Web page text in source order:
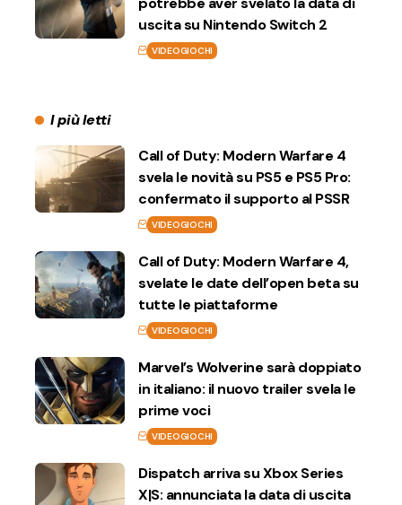
uscita su Nintendo Switch 2
VIDEOGIOCHI
I più letti
Call of Duty: Modern Warfare 4
svela le novità su PS5 e PS5 Pro:
confermato il supporto al PSSR
VIDEOGIOCHI
Call of Duty: Modern Warfare 4,
svelate le date dell’open beta su
tutte le piattaforme
VIDEOGIOCHI
Marvel’s Wolverine sarà doppiato
in italiano: il nuovo trailer svela le
prime voci
VIDEOGIOCHI
Dispatch arriva su Xbox Series
X|S: annunciata la data di uscita